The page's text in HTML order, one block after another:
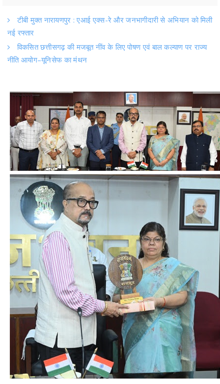
टीबी मुक्त नारायणपुर : एआई एक्स-रे और जनभागीदारी से अभियान को मिली
नई रफ्तार
विकसित छत्तीसगढ़ की मजबूत नींव के लिए पोषण एवं बाल कल्याण पर राज्य
नीति आयोग–यूनिसेफ का मंथन